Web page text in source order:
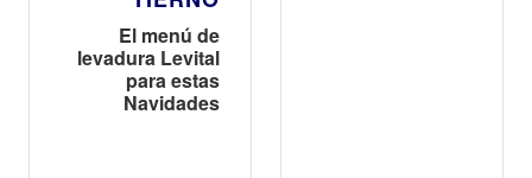
El menú de
levadura Levital
para estas
Navidades